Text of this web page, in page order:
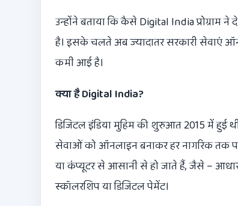
उन्होंने बताया कि कैसे Digital India
है। इसके चलते अब ज्यादातर सरकारी सेवाएं
कमी आई है।
क्या हैDigital India?
डिजिटल इंडिया मुहिम की शुरुआत 2015 में हुई
सेवाओं को ऑनलाइन बनाकर हर नागरिक तक
या कंप्यूटर से आसानी से हो जाते हैं, जैसे – आधार
स्कॉलरशिप या डिजिटल पेमेंट।